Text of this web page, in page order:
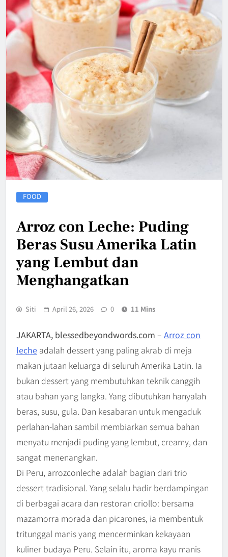
FOOD
Arroz con Leche: Puding
Beras Susu Amerika Latin
yang Lembut dan
Menghangatkan
Siti April 26, 2026 0 11 Mins
JAKARTA, blessedbeyondwords.com – Arroz con
leche adalah dessert yang paling akrab di meja
makan jutaan keluarga di seluruh Amerika Latin. Ia
bukan dessert yang membutuhkan teknik canggih
atau bahan yang langka. Yang dibutuhkan hanyalah
beras, susu, gula. Dan kesabaran untuk mengaduk
perlahan-lahan sambil membiarkan semua bahan
menyatu menjadi puding yang lembut, creamy, dan
sangat menenangkan.
Di Peru, arrozconleche adalah bagian dari trio
dessert tradisional. Yang selalu hadir berdampingan
di berbagai acara dan restoran criollo: bersama
mazamorra morada dan picarones, ia membentuk
tritunggal manis yang mencerminkan kekayaan
kuliner budaya Peru. Selain itu, aroma kayu manis